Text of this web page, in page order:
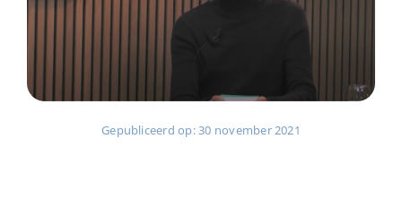
Gepubliceerd op: 30 november 2021